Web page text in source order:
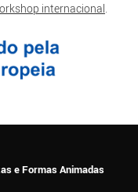
internacional.
e Formas Animadas